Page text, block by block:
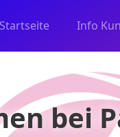
Startseite Info
bei